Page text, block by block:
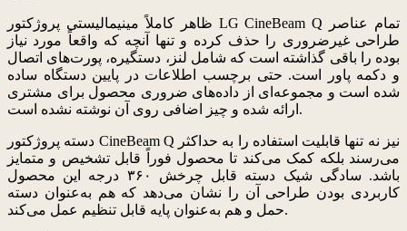
ظاهر کاملاً مینیمالیستی پروژکتور LG CineBeam Q تمام عناصر
طراحی غیرضروری را حذف کرده و تنها آنچه که واقعاً مورد نیاز
بوده را باقی گذاشته است که شامل لنز، دستگیره، پورت‌های اتصال
و دکمه پاور است. حتی برچسب اطلاعات در پایین دستگاه ساده
شده است و مجموعه‌ای از داده‌های ضروری محصول برای مشتری
ارائه شده و چیز اضافی روی آن نوشته نشده است.
دسته پروژکتور CineBeam Q نیز نه تنها قابلیت استفاده را به حداکثر
می‌رسند بلکه کمک می‌کند تا محصول فوراً قابل تشخیص و متمایز
باشد. سادگی شیک دسته قابل چرخش ۳۶۰ درجه این محصول
کاربردی بودن طراحی آن را نشان می‌دهد که هم به‌عنوان دسته
حمل و هم به‌عنوان پایه قابل تنظیم عمل می‌کند.